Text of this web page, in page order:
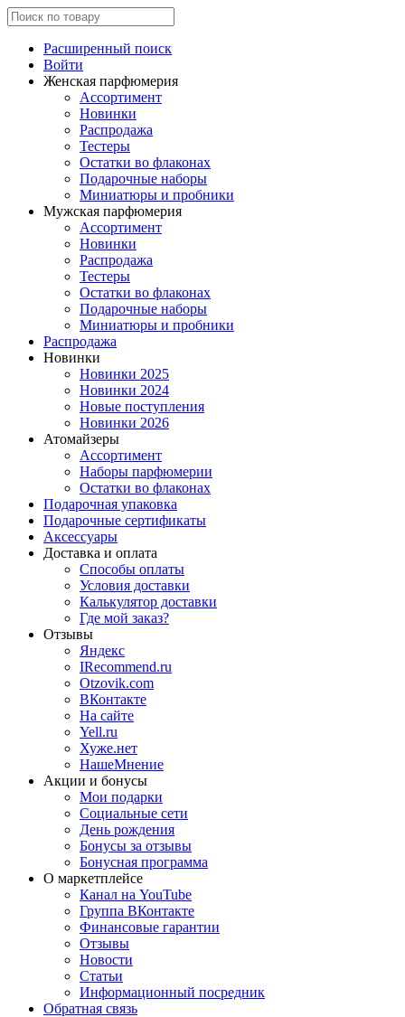
Расширенный поиск
Войти
Женская парфюмерия
Ассортимент
Новинки
Распродажа
Тестеры
Остатки во флаконах
Подарочные наборы
Миниатюры и пробники
Мужская парфюмерия
Ассортимент
Новинки
Распродажа
Тестеры
Остатки во флаконах
Подарочные наборы
Миниатюры и пробники
Распродажа
Новинки
Новинки 2025
Новинки 2024
Новые поступления
Новинки 2026
Атомайзеры
Ассортимент
Наборы парфюмерии
Остатки во флаконах
Подарочная упаковка
Подарочные сертификаты
Аксессуары
Доставка и оплата
Способы оплаты
Условия доставки
Калькулятор доставки
Где мой заказ?
Отзывы
Яндекс
IRecommend.ru
Otzovik.com
ВКонтакте
На сайте
Yell.ru
Хуже.нет
НашеМнение
Акции и бонусы
Мои подарки
Социальные сети
День рождения
Бонусы за отзывы
Бонусная программа
О маркетплейсе
Канал на YouTube
Группа ВКонтакте
Финансовые гарантии
Отзывы
Новости
Статьи
Информационный посредник
Обратная связь